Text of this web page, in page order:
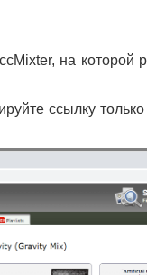
на которой
ссылку только